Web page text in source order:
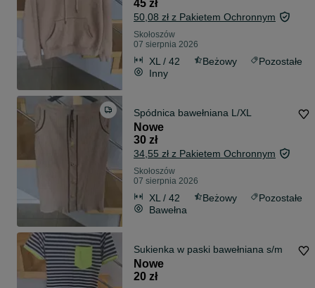
45 zł
50,08 zł z Pakietem Ochronnym
Skołoszów
07 sierpnia 2026
XL / 42 Beżowy
Pozostałe
Inny
Spódnica bawełniana L/XL
Nowe
30 zł
34,55 zł z Pakietem Ochronnym
Skołoszów
07 sierpnia 2026
XL / 42 Beżowy
Pozostałe
Bawełna
Sukienka w paski bawełniana s/m
Nowe
20 zł